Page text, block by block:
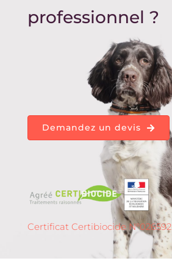
professionnel ?
Demandez un devis
Certificat Certibiocide N°026592